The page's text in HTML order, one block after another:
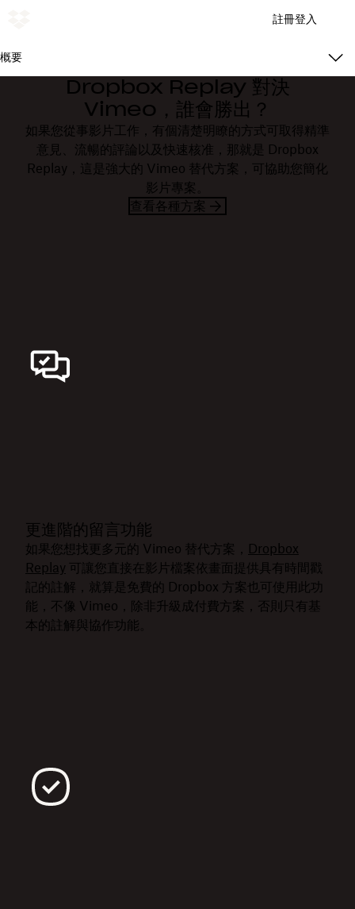
註冊登入
概要
Dropbox Replay 對決
Vimeo，誰會勝出？
如果您從事影片工作，有個清楚明瞭的方式可取得精準
意見、流暢的評論以及快速核准，那就是 Dropbox
Replay，這是強大的 Vimeo 替代方案，可協助您簡化
影片專案。
查看各種方案
更進階的留言功能
如果您想找更多元的 Vimeo 替代方案， Dropbox
Replay 可讓您直接在影片檔案依畫面提供具有時間戳
記的註解，就算是免費的 Dropbox 方案也可使用此功
能，不像 Vimeo，除非升級成付費方案，否則只有基
本的註解與協作功能。